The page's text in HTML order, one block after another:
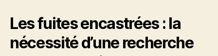
Les fuites encastrées : la
nécessité d’une recherche